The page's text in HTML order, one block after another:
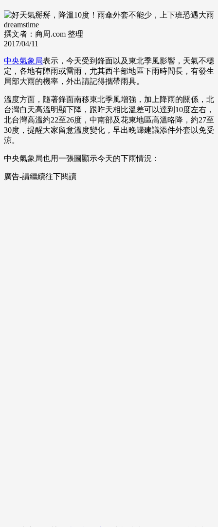
dreamstime
撰文者：商周.com 整理
2017/04/11
中央氣象局表示，今天受到鋒面以及東北季風影響，天氣不穩
定，各地有陣雨或雷雨，尤其西半部地區下雨時間長，有發生
局部大雨的機率，外出請記得攜帶雨具。
溫度方面，隨著鋒面南移東北季風增強，加上降雨的關係，北
台灣白天高溫明顯下降，跟昨天相比溫差可以達到10度左右，
北台灣高溫約22至26度，中南部及花東地區高溫略降，約27至
30度，提醒大家留意溫度變化，早出晚歸建議添件外套以免受
涼。
中央氣象局也用一張圖顯示今天的下雨情況：
廣告-請繼續往下閱讀